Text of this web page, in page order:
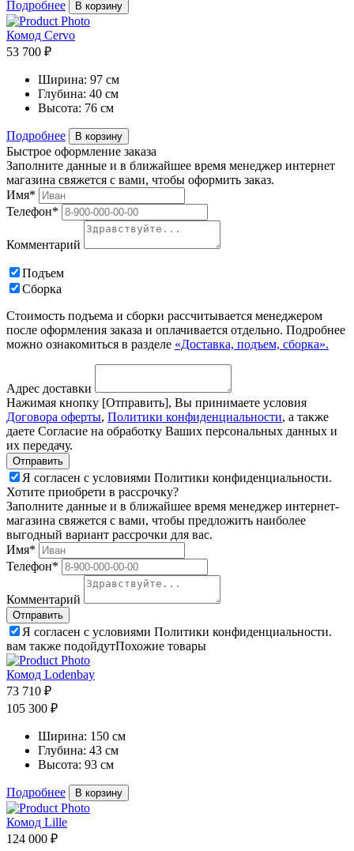
Подробнее В корзину
Комод Cervo
53 700 ₽
Ширина: 97 см
Глубина: 40 см
Высота: 76 см
Подробнее В корзину
Быстрое оформление заказа
Заполните данные и в ближайшее время менеджер интернет
магазина свяжется с вами, чтобы оформить заказ.
Имя*
Телефон*
Комментарий
Подъем
Сборка
Стоимость подъема и сборки рассчитывается менеджером
после оформления заказа и оплачивается отдельно. Подробнее
можно ознакомиться в разделе «Доставка, подъем, сборка».
Адрес доставки
Нажимая кнопку [Отправить], Вы принимаете условия
Договора оферты, Политики конфиденциальности, а также
даете Согласие на обработку Ваших персональных данных и
их передачу.
Я согласен с условиями Политики конфиденциальности.
Хотите приобрети в рассрочку?
Заполните данные и в ближайшее время менеджер интернет-
магазина свяжется с вами, чтобы предложить наиболее
выгодный вариант рассрочки для вас.
Имя*
Телефон*
Комментарий
Я согласен с условиями Политики конфиденциальности.
вам также подойдутПохожие товары
Комод Lodenbay
73 710 ₽
105 300 ₽
Ширина: 150 см
Глубина: 43 см
Высота: 93 см
Подробнее В корзину
Комод Lille
124 000 ₽